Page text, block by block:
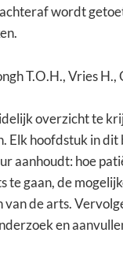
wordt
T.O.H., Vries
overzicht te
Elk hoofdstuk in
aanhoudt: hoe
gaan, de
de arts.
en